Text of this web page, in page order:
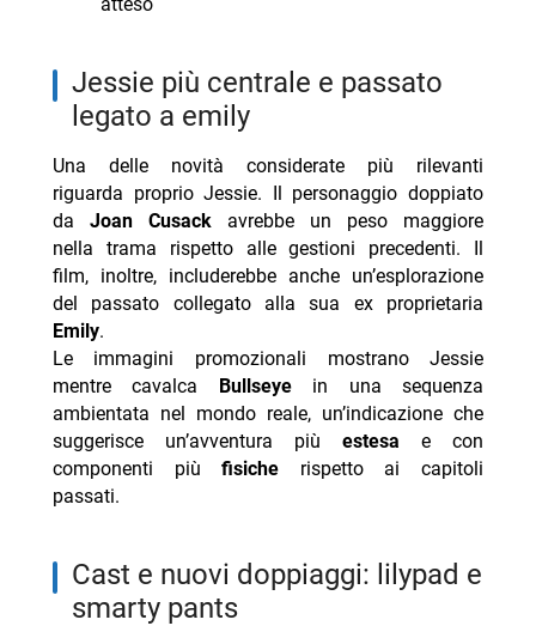
Jessie più centrale e passato
legato a emily
Una delle novità considerate più rilevanti
riguarda proprio Jessie. Il personaggio doppiato
da Joan Cusackavrebbe un peso maggiore
nella trama rispetto alle gestioni precedenti. Il
film, inoltre, includerebbe anche un’esplorazione
del passato collegato alla sua ex proprietaria
Emily.
Le immagini promozionali mostrano Jessie
mentre cavalca Bullseyein una sequenza
ambientata nel mondo reale, un’indicazione che
suggerisce un’avventura piùestesa e con
componenti piùfisiche rispetto ai capitoli
passati.
cast e nuovi doppiaggi: lilypad e
smarty pants